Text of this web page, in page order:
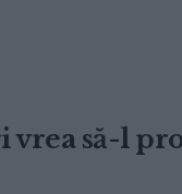
vrea să-l